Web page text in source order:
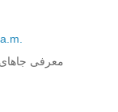
معرفی